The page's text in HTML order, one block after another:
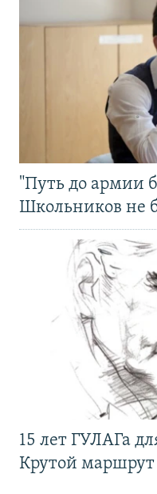
"Путь до армии
Школьников не
15 лет ГУЛАГа
Крутой маршрут